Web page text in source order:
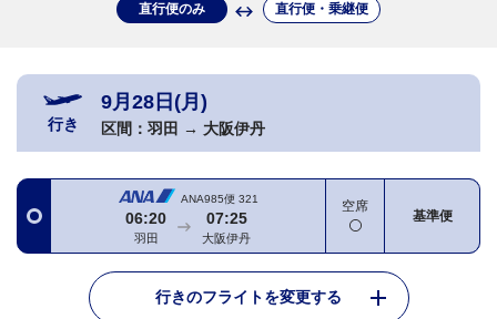
直行便のみ 直行便・乗継便
行き
9月28日(月)
区間： 羽田 → 大阪伊丹
ANA985便 321
06:20
羽田
07:25
大阪伊丹
空席
基準便
行きのフライトを変更する